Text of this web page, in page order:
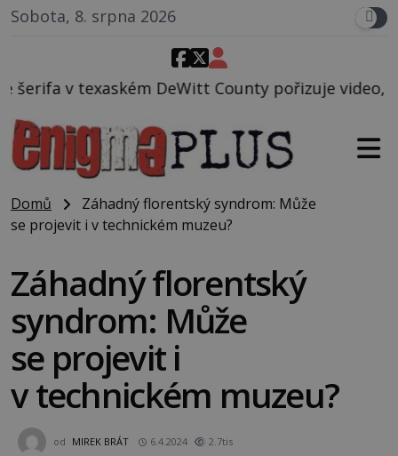
Sobota, 8. srpna 2026
County pořizuje video, na kterém před jeho
Domů
Záhadný florentský syndrom: Může
se projevit i v technickém muzeu?
Záhadný florentský
syndrom: Může
se projevit i
v technickém muzeu?
od MIREK BRÁT 6.4.2024 2.7tis